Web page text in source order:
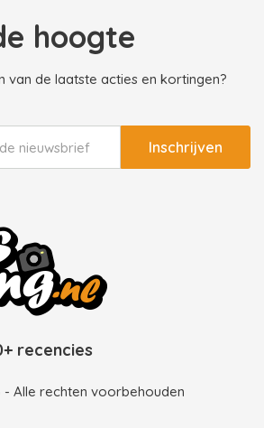
hoogte
van de laatste acties en kortingen?
Inschrijven
- Alle rechten voorbehouden
recencies